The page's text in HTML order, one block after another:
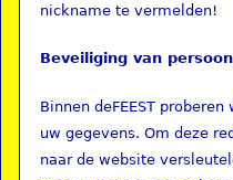
nickname te vermelden!
Beveiliging van
Binnen deFEEST
uw gegevens. Om deze
naar de website